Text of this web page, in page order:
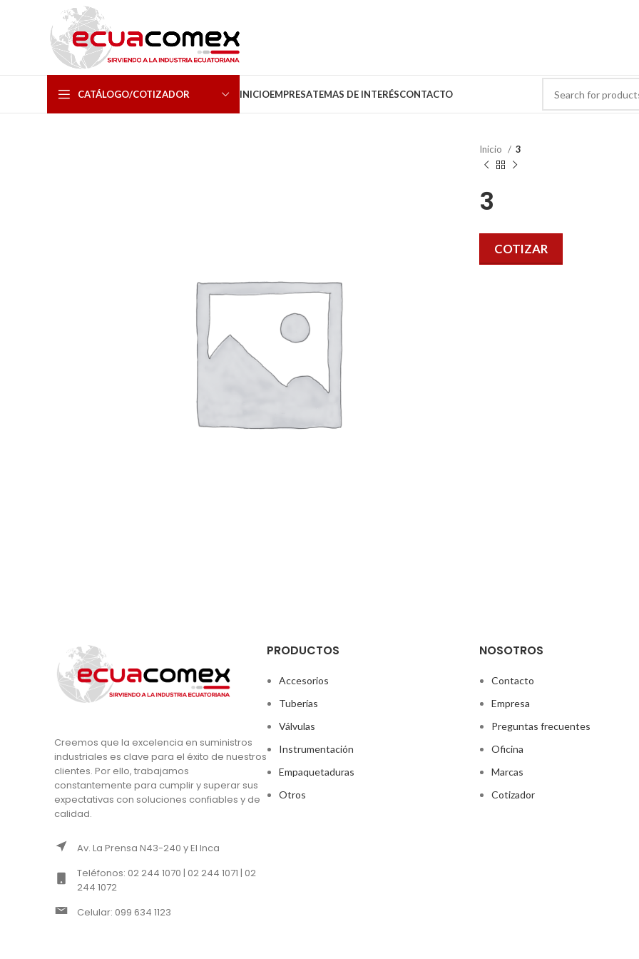
CATÁLOGO/COTIZADOR INICIOEMPRESATEMAS DE INTERÉSCONTACTO
Inicio 3
3
COTIZAR
Creemos que la excelencia en suministros
industriales es clave para el éxito de nuestros
clientes. Por ello, trabajamos
constantemente para cumplir y superar sus
expectativas con soluciones confiables y de
calidad.
Av. La Prensa N43-240 y El Inca
Teléfonos: 02 244 1070 | 02 244 1071 | 02
244 1072
Celular: 099 634 1123
PRODUCTOS
Accesorios
Tuberías
Válvulas
Instrumentación
Empaquetaduras
Otros
NOSOTROS
Contacto
Empresa
Preguntas frecuentes
Oficina
Marcas
Cotizador